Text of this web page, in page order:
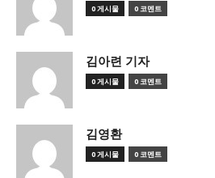
0 게시물 0 코멘트
김아련 기자
0 게시물 0 코멘트
김영환
0 게시물 0 코멘트